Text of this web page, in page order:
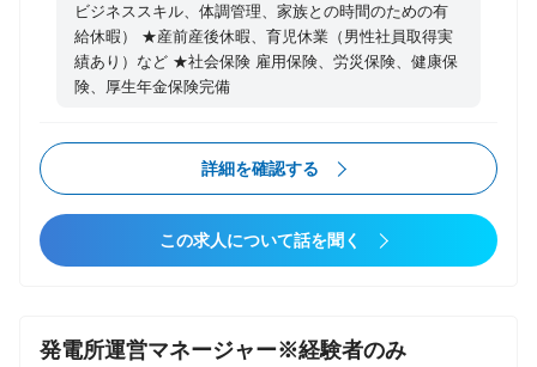
ビジネススキル、体調管理、家族との時間のための有
給休暇） ★産前産後休暇、育児休業（男性社員取得実
績あり）など ★社会保険 雇用保険、労災保険、健康保
険、厚生年金保険完備
詳細を確認する
この求人について話を聞く
発電所運営マネージャー※経験者のみ